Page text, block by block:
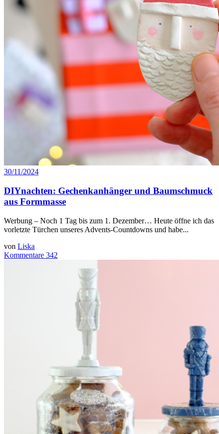
30/11/2024
DIYnachten: Gechenkanhänger und Baumschmuck
aus Formmasse
Werbung – Noch 1 Tag bis zum 1. Dezember… Heute öffne ich das
vorletzte Türchen unseres Advents-Countdowns und habe...
von Liska
Kommentare 342